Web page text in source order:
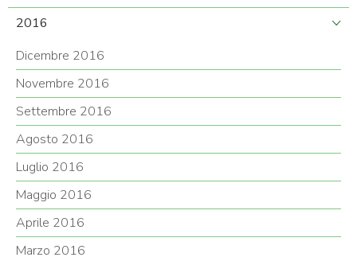
2016
Dicembre 2016
Novembre 2016
Settembre 2016
Agosto 2016
Luglio 2016
Maggio 2016
Aprile 2016
Marzo 2016